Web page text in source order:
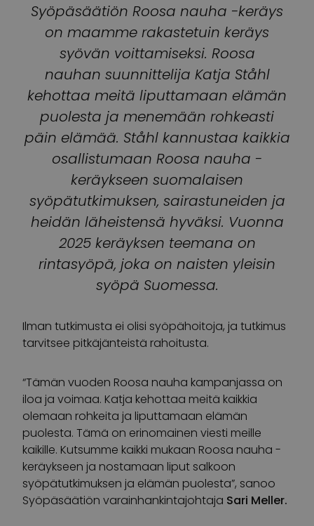
Syöpäsäätiön Roosa nauha -keräys
on maamme rakastetuin keräys
syövän voittamiseksi. Roosa
nauhan suunnittelija Katja Ståhl
kehottaa meitä liputtamaan elämän
puolesta ja menemään rohkeasti
päin elämää. Ståhl kannustaa kaikkia
osallistumaan Roosa nauha -
keräykseen suomalaisen
syöpätutkimuksen, sairastuneiden ja
heidän läheistensä hyväksi. Vuonna
2025 keräyksen teemana on
rintasyöpä, joka on naisten yleisin
syöpä Suomessa.
Ilman tutkimusta ei olisi syöpähoitoja, ja tutkimus
tarvitsee pitkäjänteistä rahoitusta.
“Tämän vuoden Roosa nauha kampanjassa on
iloa ja voimaa. Katja kehottaa meitä kaikkia
olemaan rohkeita ja liputtamaan elämän
puolesta. Tämä on erinomainen viesti meille
kaikille. Kutsumme kaikki mukaan Roosa nauha -
keräykseen ja nostamaan liput salkoon
syöpätutkimuksen ja elämän puolesta”, sanoo
Syöpäsäätiön varainhankintajohtaja Sari Meller.